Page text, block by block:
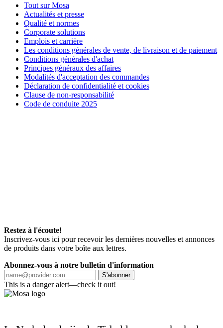
Tout sur Mosa
Actualités et presse
Qualité et normes
Corporate solutions
Emplois et carrière
Les conditions générales de vente, de livraison et de paiement
Conditions générales d'achat
Principes généraux des affaires
Modalités d'acceptation des commandes
Déclaration de confidentialité et cookies
Clause de non-responsabilité
Code de conduite 2025
Restez à l'écoute!
Inscrivez-vous ici pour recevoir les dernières nouvelles et annonces
de produits dans votre boîte aux lettres.
Abonnez-vous à notre bulletin d'information
S'abonner
This is a danger alert—check it out!